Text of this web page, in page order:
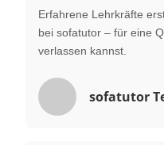
Erfahrene Lehrkräfte
bei sofatutor – für eine
verlassen kannst.
sofatutor